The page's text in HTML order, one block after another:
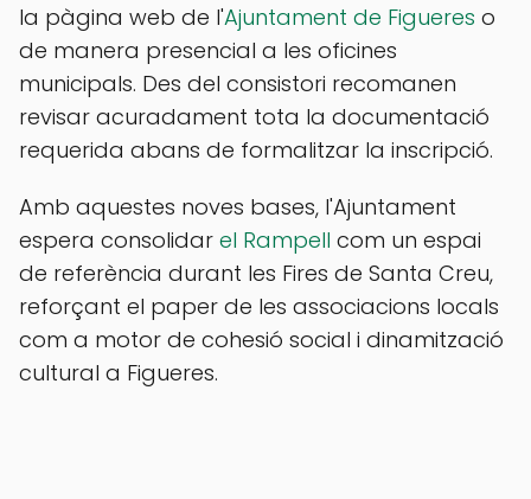
la pàgina web de l'Ajuntament de Figueres o
de manera presencial a les oficines
municipals. Des del consistori recomanen
revisar acuradament tota la documentació
requerida abans de formalitzar la inscripció.
Amb aquestes noves bases, l'Ajuntament
espera consolidar el Rampell com un espai
de referència durant les Fires de Santa Creu,
reforçant el paper de les associacions locals
com a motor de cohesió social i dinamització
cultural a Figueres.